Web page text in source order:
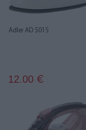
Adler AD 5015
12.00 €